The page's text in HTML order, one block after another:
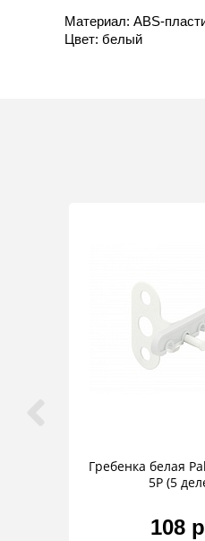
Материал: ABS-
Цвет: белый
Гребенка белая
5P (5
108